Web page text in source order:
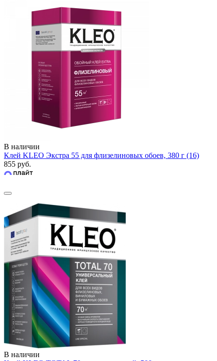
В наличии
Клей KLEO Экстра 55 для флизелиновых обоев, 380 г (16)
855 руб.
В наличии